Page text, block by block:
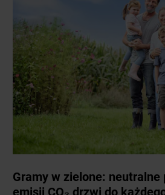
Gramy w zielone: neutralne
emisji CO₂ drzwi do każdego
We wszystkich europejskich
pochodzącą w 100% ze źródeł